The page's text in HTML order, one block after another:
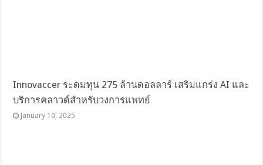
Innovaccer ระดมทุน 275 ล้านดอลลาร์ เสริมแกร่ง AI และ
บริการคลาวด์สำหรับวงการแพทย์
January 10, 2025